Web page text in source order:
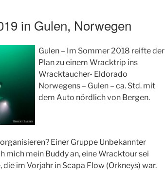
in Gulen, Norwegen
Gulen – Im Sommer 2018 reifte der
Plan zu einem Wracktrip ins
Wracktaucher- Eldorado
Norwegens – Gulen – ca. Std. mit
dem Auto nördlich von Bergen.
Einer Gruppe Unbekannter
mich mein Buddy an, eine Wracktour sei
im Vorjahr in Scapa Flow (Orkneys) war.